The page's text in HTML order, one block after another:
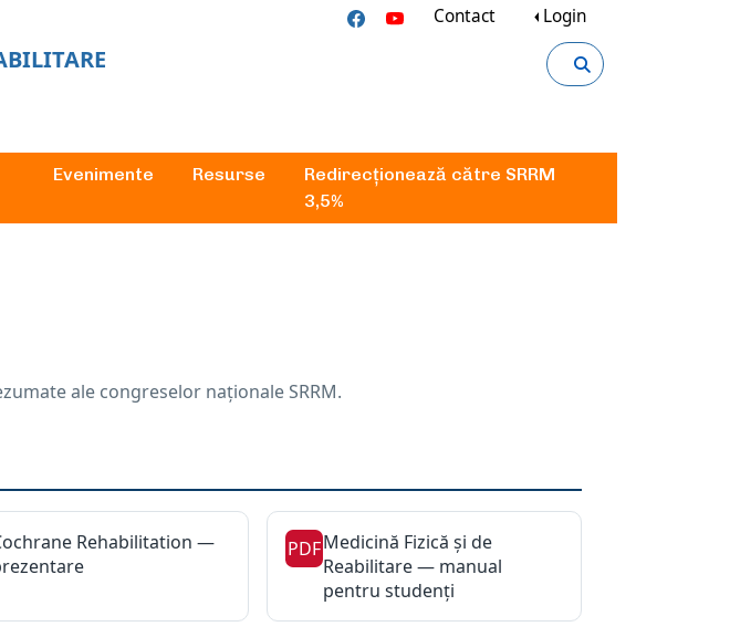
Contact Login
Evenimente Resurse
Redirecționează către SRRM
3,5%
ale congreselor naționale SRRM.
Rehabilitation —
PDFMedicină Fizică și de
Reabilitare — manual
pentru studenți